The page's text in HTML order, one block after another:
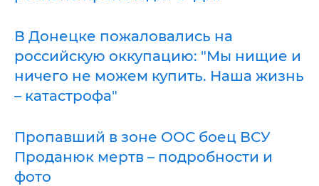
В Донецке пожаловались на
российскую оккупацию: "Мы нищие и
ничего не можем купить. Наша жизнь
– катастрофа"
Пропавший в зоне ООС боец ВСУ
Проданюк мертв – подробности и
фото